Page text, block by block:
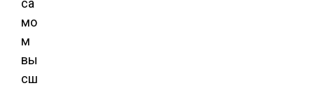
мо
м
вы
сш